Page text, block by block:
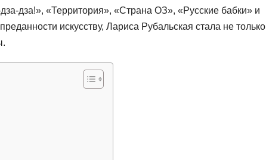
дза!», «Территория», «Страна ОЗ», «Русские бабки» и
искусству, Лариса Рубальская стала не только